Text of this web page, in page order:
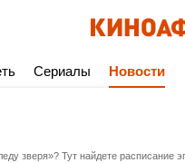
Сериалы Новости
зверя»? Тут найдете расписание